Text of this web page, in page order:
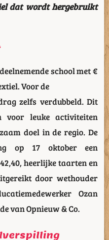
dat wordt hergebruikt
school met €
Voor de
zelfs verdubbeld. Dit
voor leuke activiteiten
doel in de regio. De
op 17 oktober een
heerlijke taarten en
door wethouder
Ozan
van Opnieuw & Co.